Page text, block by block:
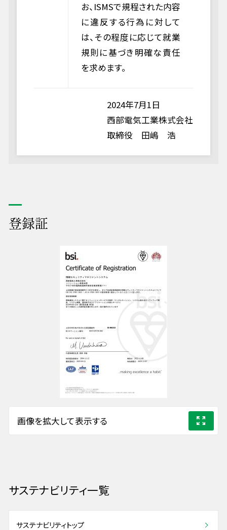
お、ISMSで規程された内容
に違反する行為に対して
は、その程度に応じて就業
規則に基づき明確な責任
を求めます。
2024年7月1日
西部電気工業株式会社
取締役 田嶋 浩
登録証
画像を拡大して表示する
サステナビリティ一覧
サステナビリティトップ